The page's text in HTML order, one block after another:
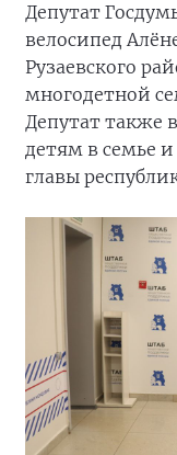
Депутат
велосипед
Рузаевского
многодетной
Депутат также
детям в семье
главы